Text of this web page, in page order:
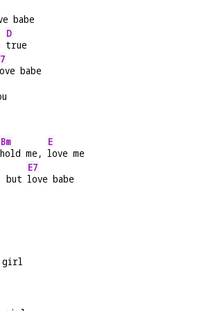
babe
D
true
babe
Bm
hold me,
E
love me
but
E7
love babe
girl